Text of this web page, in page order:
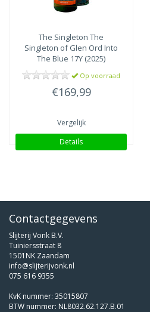
The Singleton The
Singleton of Glen Ord Into
The Blue 17Y (2025)
Op voorraad
€169,99
Vergelijk
Details
Contactgegevens
Slijterij Vonk B.V.
Tuiniersstraat 8
1501NK Zaandam
info@slijterijvonk.nl
075 616 9355
KvK nummer: 35015807
BTW nummer: NL8032.62.127.B.01